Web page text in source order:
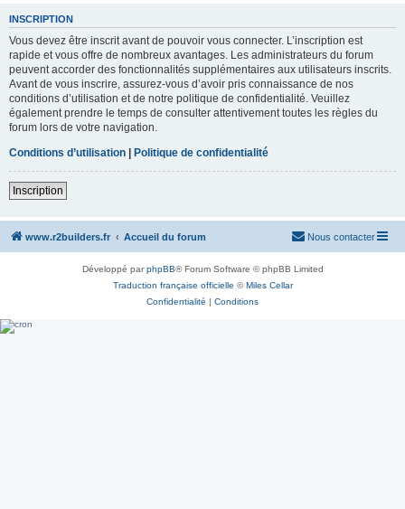
INSCRIPTION
Vous devez être inscrit avant de pouvoir vous connecter. L’inscription est
rapide et vous offre de nombreux avantages. Les administrateurs du forum
peuvent accorder des fonctionnalités supplémentaires aux utilisateurs inscrits.
Avant de vous inscrire, assurez-vous d’avoir pris connaissance de nos
conditions d’utilisation et de notre politique de confidentialité. Veuillez
également prendre le temps de consulter attentivement toutes les règles du
forum lors de votre navigation.
Conditions d’utilisation | Politique de confidentialité
Inscription
www.r2builders.fr Accueil du forum Nous contacter
Développé parphpBB® Forum Software © phpBB Limited
Traduction française officielle ©Miles Cellar
Confidentialité | Conditions